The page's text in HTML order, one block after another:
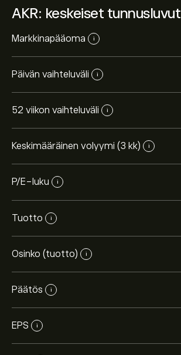
AKR: keskeiset tunnusluvut
Markkinapääoma i
Päivän vaihteluväli i
52 viikon vaihteluväli i
Keskimääräinen volyymi (3 kk) i
P/E-luku i
Tuotto i
Osinko (tuotto) i
Päätös i
EPS i